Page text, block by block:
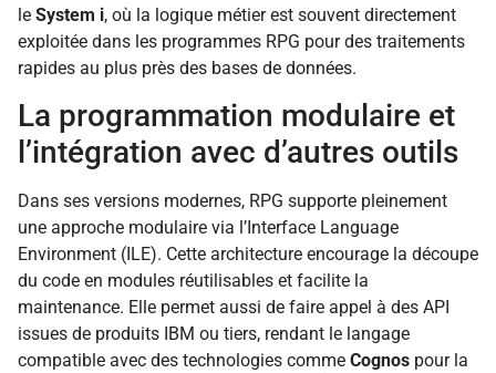
le System i, où la logique métier est souvent directement
exploitée dans les programmes RPG pour des traitements
rapides au plus près des bases de données.
La programmation modulaire et
l’intégration avec d’autres outils
Dans ses versions modernes, RPG supporte pleinement
une approche modulaire via l’Interface Language
Environment (ILE). Cette architecture encourage la découpe
du code en modules réutilisables et facilite la
maintenance. Elle permet aussi de faire appel à des API
issues de produits IBM ou tiers, rendant le langage
compatible avec des technologies comme Cognos pour la